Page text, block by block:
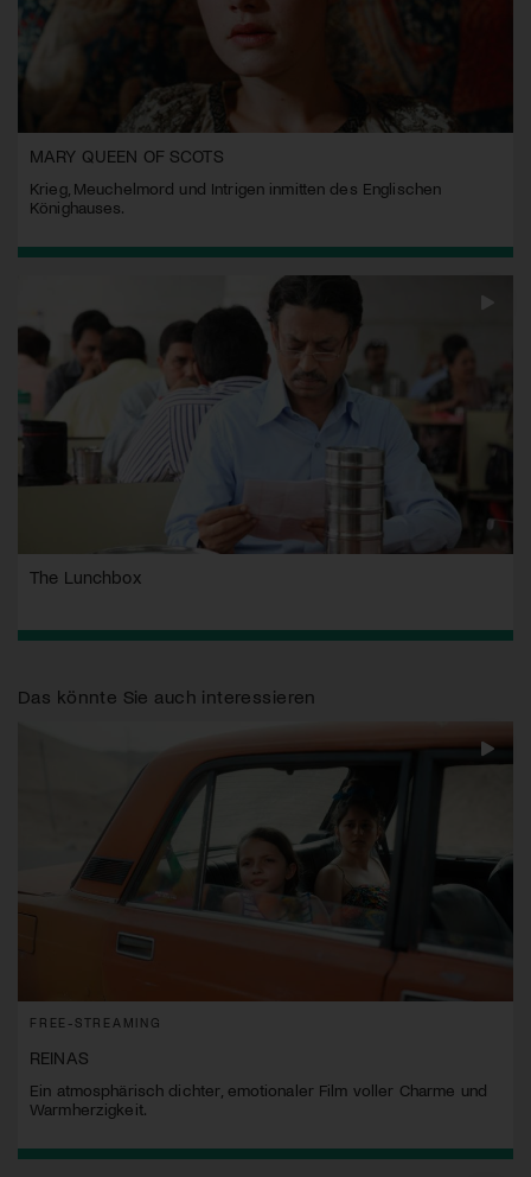
MARY QUEEN OF SCOTS
Krieg, Meuchelmord und Intrigen inmitten des Englischen
Könighauses.
The Lunchbox
Das könnte Sie auch interessieren
FREE-STREAMING
REINAS
Ein atmosphärisch dichter, emotionaler Film voller Charme und
Warmherzigkeit.